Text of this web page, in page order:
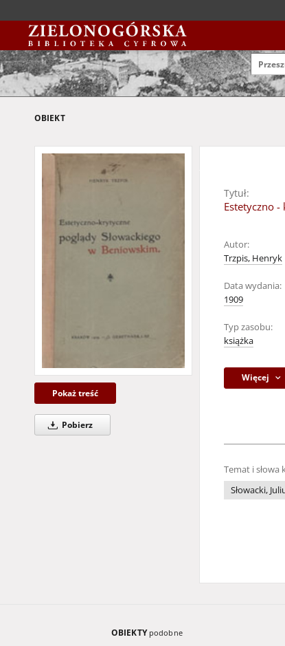
OBIEKT
Pokaż treść
Pobierz
Tytuł:
Estetyczno
Autor:
Trzpis, Henryk
Data wydania:
1909
Typ zasobu:
książka
Więcej
Temat i słowa
Słowacki,
OBIEKTY podobne